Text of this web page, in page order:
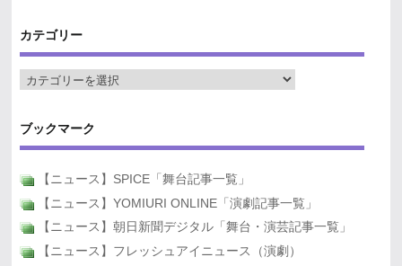
カテゴリー
ブックマーク
【ニュース】SPICE「舞台記事一覧」
【ニュース】YOMIURI ONLINE「演劇記事一覧」
【ニュース】朝日新聞デジタル「舞台・演芸記事一覧」
【ニュース】フレッシュアイニュース（演劇）